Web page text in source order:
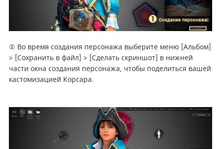
② Во время создания персонажа выберите меню [Альбом]
> [Сохранить в файл] > [Сделать скриншот] в нижней
части окна создания персонажа, чтобы поделиться вашей
кастомизацией Корсара.